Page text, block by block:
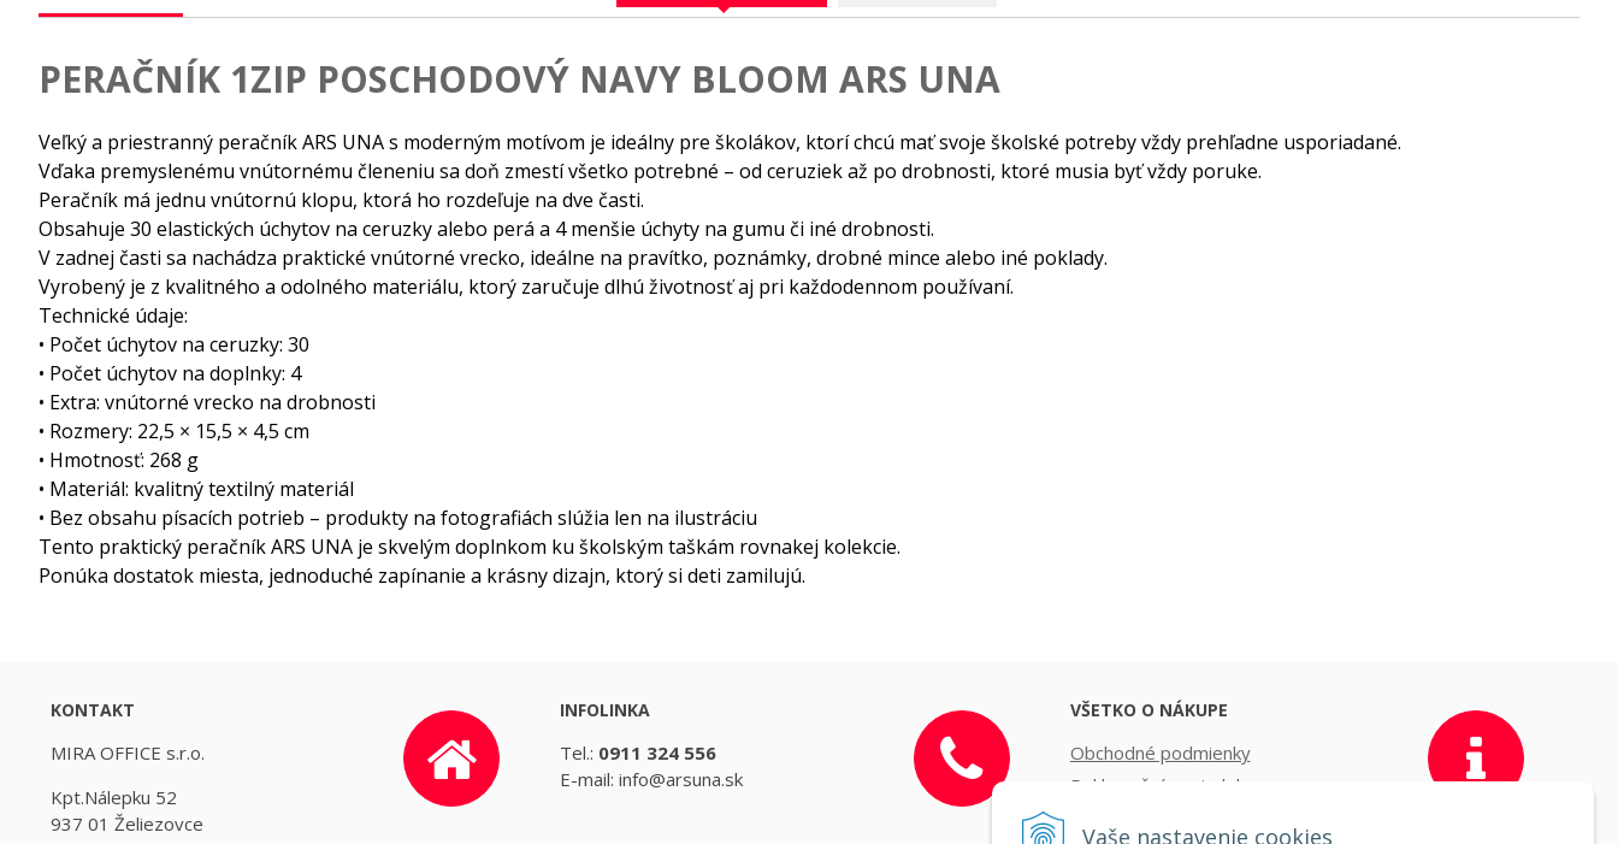
Vaše nastavenie cookies
PERAČNÍK 1ZIP POSCHODOVÝ NAVY BLOOM ARS UNA
Veľký a priestranný peračník ARS UNA s moderným motívom je ideálny pre školákov, ktorí chcú mať svoje školské potreby vždy prehľadne usporiadané.
Vďaka premyslenému vnútornému členeniu sa doň zmestí všetko potrebné – od ceruziek až po drobnosti, ktoré musia byť vždy poruke.
Peračník má jednu vnútornú klopu, ktorá ho rozdeľuje na dve časti.
Obsahuje 30 elastických úchytov na ceruzky alebo perá a 4 menšie úchyty na gumu či iné drobnosti.
V zadnej časti sa nachádza praktické vnútorné vrecko, ideálne na pravítko, poznámky, drobné mince alebo iné poklady.
Vyrobený je z kvalitného a odolného materiálu, ktorý zaručuje dlhú životnosť aj pri každodennom používaní.
Technické údaje:
• Počet úchytov na ceruzky: 30
• Počet úchytov na doplnky: 4
• Extra: vnútorné vrecko na drobnosti
• Rozmery: 22,5 × 15,5 × 4,5 cm
• Hmotnosť: 268 g
• Materiál: kvalitný textilný materiál
• Bez obsahu písacích potrieb – produkty na fotografiách slúžia len na ilustráciu
Tento praktický peračník ARS UNA je skvelým doplnkom ku školským taškám rovnakej kolekcie.
Ponúka dostatok miesta, jednoduché zapínanie a krásny dizajn, ktorý si deti zamilujú.
KONTAKT
MIRA OFFICE s.r.o.
Kpt.Nálepku 52
937 01 Želiezovce
INFOLINKA
Tel.: 0911 324 556
E-mail: info@arsuna.sk
VŠETKO O NÁKUPE
Obchodné podmienky
Reklamačný poriadok